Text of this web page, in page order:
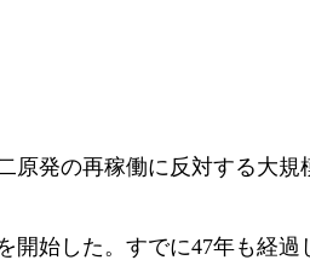
発の再稼働に反対する大規
始した。すでに47年も経過